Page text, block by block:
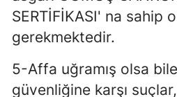
SERTİFİKASI' na sahip
gerekmektedir.
5-Affa uğramış olsa
güvenliğine karşı